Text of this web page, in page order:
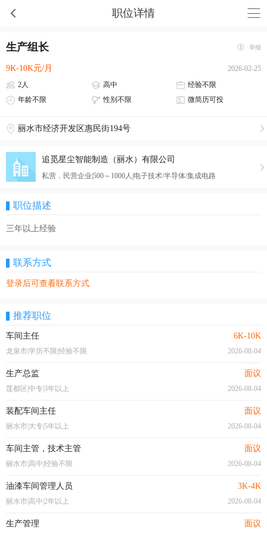
职位详情
生产组长 举报
9K-10K元/月
2026-02-25
2人
高中
经验不限
年龄不限
性别不限 微简历可投
丽水市经济开发区惠民街194号
追觅星尘智能制造（丽水）有限公司
私营．民营企业|500～1000人|电子技术/半导体/集成电路
职位描述
三年以上经验
联系方式
登录后可查看联系方式
推荐职位
车间主任 6K-10K
龙泉市|学历不限|经验不限 2026-08-04
生产总监 面议
莲都区|中专|3年以上 2026-08-04
装配车间主任 面议
丽水市|大专|5年以上 2026-08-04
车间主管，技术主管 面议
丽水市|高中|经验不限 2026-08-04
油漆车间管理人员 3K-4K
丽水市|高中|2年以上 2026-08-04
生产管理 面议